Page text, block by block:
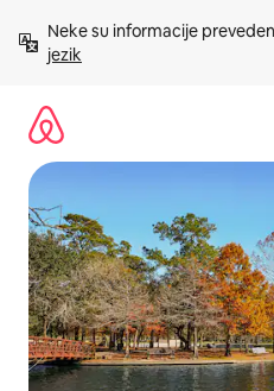
sadržaj
Neke su informacije
jezik